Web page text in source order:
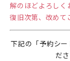
解のほどよろしく
復旧次第、改めて
下記の「予約シ
だ